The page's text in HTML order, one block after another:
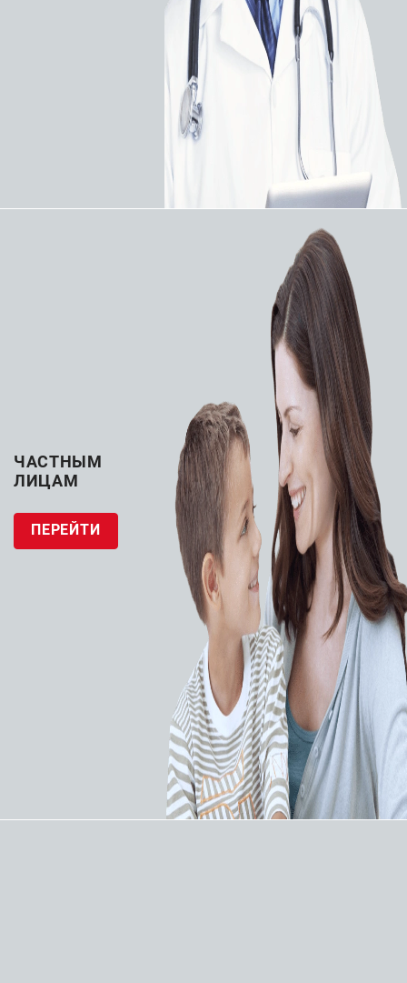
ЧАСТНЫМ
ЛИЦАМ
ПЕРЕЙТИ
Маммограф
МР-«Диамант» (В)
(Севкаврентген-​
Циф­ро­вой, на базе пло­ско­па­нель­но­го де­тек­
то­ра, в ком­плек­те с при­став­кой для сте­рео­
так­си­че­ской биоп­сии, с функ­ци­ей ТО­МО­СИН­
ЗАПРОСИТЬ КП
Гарантия на оборудование 10 лет
Циф­ро­вой, на базе пло­ско­
па­нель­но­го де­тек­то­ра,
в ком­плек­те с при­став­кой
для сте­рео­так­си­че­ской
биоп­сии, с функ­ци­ей ТО­МО­